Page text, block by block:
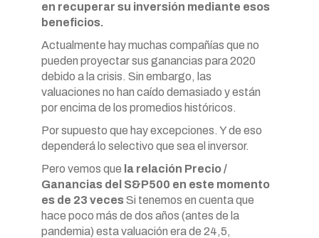
en recuperar su inversión mediante esos
beneficios.
Actualmente hay muchas compañías que no
pueden proyectar sus ganancias para 2020
debido a la crisis. Sin embargo, las
valuaciones no han caído demasiado y están
por encima de los promedios históricos.
Por supuesto que hay excepciones. Y de eso
dependerá lo selectivo que sea el inversor.
Pero vemos que la relación Precio /
Ganancias del S&P500 en este momento
es de 23 vecesSi tenemos en cuenta que
hace poco más de dos años (antes de la
pandemia) esta valuación era de 24,5,